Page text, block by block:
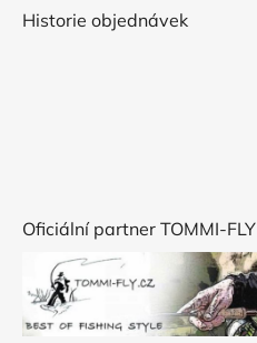
Historie objednávek
Oficiální partner TOMMI-FLY